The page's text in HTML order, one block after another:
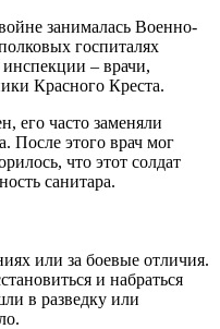
занималась Военно-
госпиталях
– врачи,
Красного Креста.
его часто заменяли
После этого врач мог
что этот солдат
санитара.
или за боевые отличия.
и набраться
в разведку или